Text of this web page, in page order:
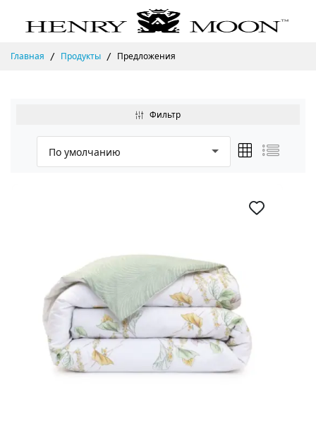
Главная Продукты Предложения
Фильтр